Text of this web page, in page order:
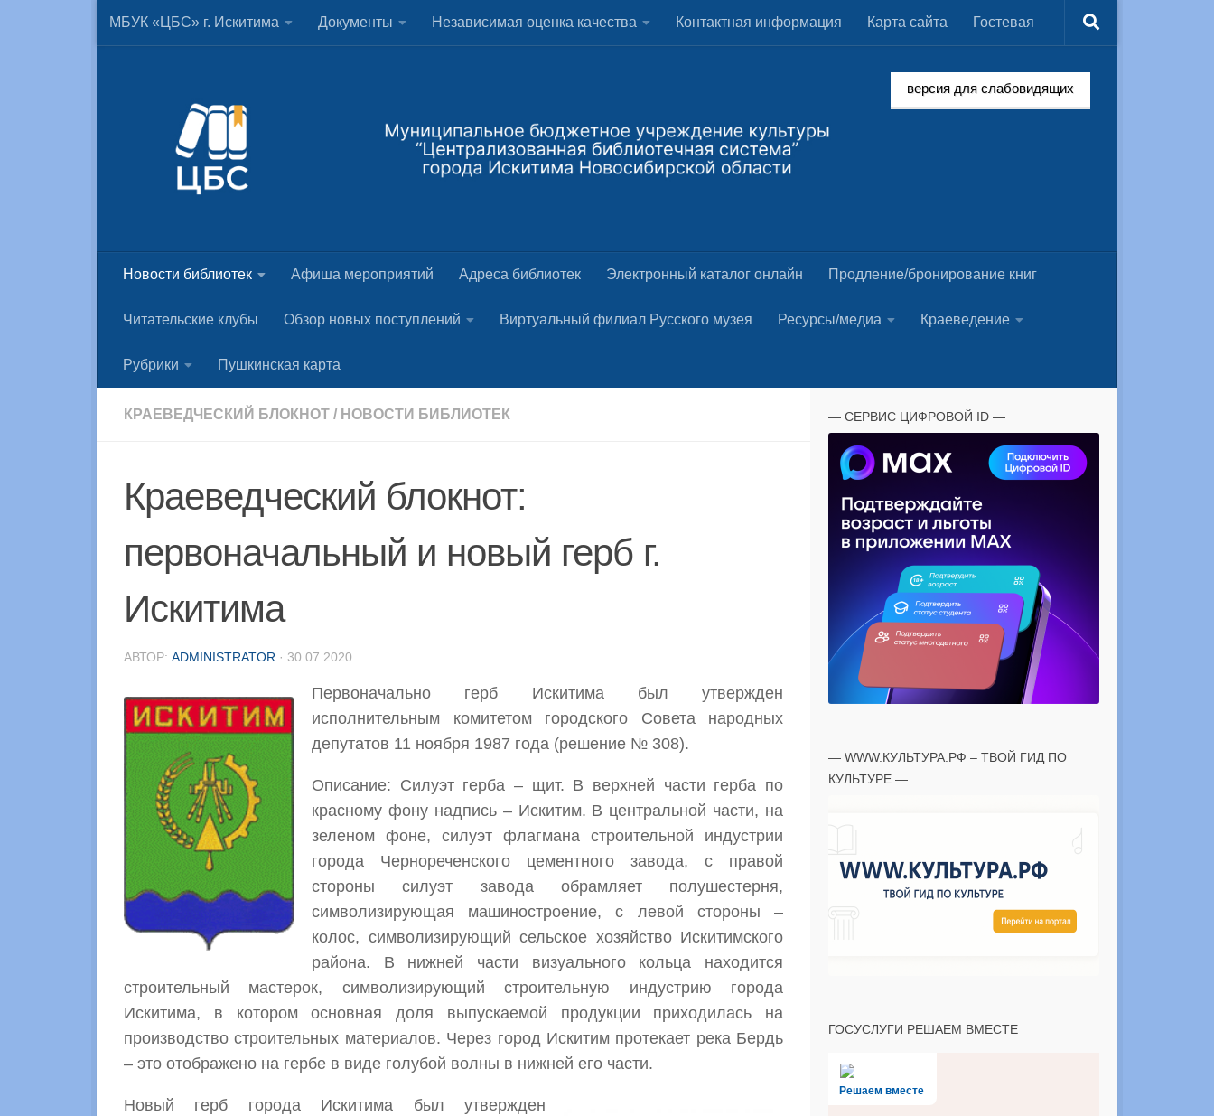
Skip to content
МБУК «ЦБС» г. Искитима Документы Независимая оценка качества Контактная информация Карта сайта Гостевая
версия для слабовидящих
Новости библиотек Афиша мероприятий Адреса библиотек Электронный каталог онлайн Продление/бронирование книг
Читательские клубы Обзор новых поступлений Виртуальный филиал Русского музея Ресурсы/медиа Краеведение
Рубрики Пушкинская карта
КРАЕВЕДЧЕСКИЙ БЛОКНОТ / НОВОСТИ БИБЛИОТЕК
Краеведческий блокнот:
первоначальный и новый герб г.
Искитима
АВТОР: ADMINISTRATOR · 30.07.2020
Первоначально герб Искитима был утвержден
исполнительным комитетом городского Совета народных
депутатов 11 ноября 1987 года (решение № 308).
Описание: Cилуэт герба – щит. В верхней части герба по
красному фону надпись – Искитим. В центральной части, на
зеленом фоне, силуэт флагмана строительной индустрии
города Чернореченского цементного завода, с правой
стороны силуэт завода обрамляет полушестерня,
символизирующая машиностроение, с левой стороны –
колос, символизирующий сельское хозяйство Искитимского
района. В нижней части визуального кольца находится
строительный мастерок, символизирующий строительную индустрию города
Искитима, в котором основная доля выпускаемой продукции приходилась на
производство строительных материалов. Через город Искитим протекает река Бердь
– это отображено на гербе в виде голубой волны в нижней его части.
Новый герб города Искитима был утвержден
— СЕРВИС ЦИФРОВОЙ ID —
— WWW.КУЛЬТУРА.РФ – ТВОЙ ГИД ПО
КУЛЬТУРЕ —
ГОСУСЛУГИ РЕШАЕМ ВМЕСТЕ
Решаем вместе